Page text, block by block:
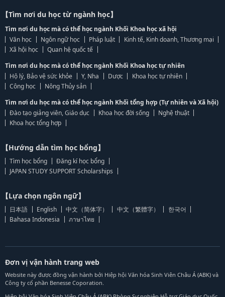
【Tìm nơi du học từ ngành học】
Tìm nơi du học mà có thể học ngành Khối Khoa học xã hội
Văn học
Ngôn ngữ học Pháp luật
Kinh tế, Kinh doanh, Thương mại
Xã hội học
Quan hệ quốc tế
Tìm nơi du học mà có thể học ngành Khối Khoa học tự nhiên
Hộ lý, Bảo vệ sức khỏe
Y, Nha Dược
Khoa học tự nhiên
Công học
Nông Thủy sản
Tìm nơi du học mà có thể học ngành Khối tổng hợp (Tự nhiên và Xã hội)
Đào tạo giảng viên, Giáo dục
Khoa học đời sống
Nghệ thuật
Khoa học tổng hợp
【Hướng dẫn tìm học bổng】
Tìm học bổng
Đăng kí học bổng
JAPAN STUDY SUPPORT Scholarships
【Lựa chọn ngôn ngữ】
日本語 English 中文（简体字） 中文（繁體字）
한국어
Bahasa Indonesia
ภาษาไทย
Đơn vị vận hành trang web
Website này được đồng vận hành bởi Hiệp hội Văn hóa Sinh Viên Châu Á (ABK) và
Công ty cổ phần Benesse Coporation.